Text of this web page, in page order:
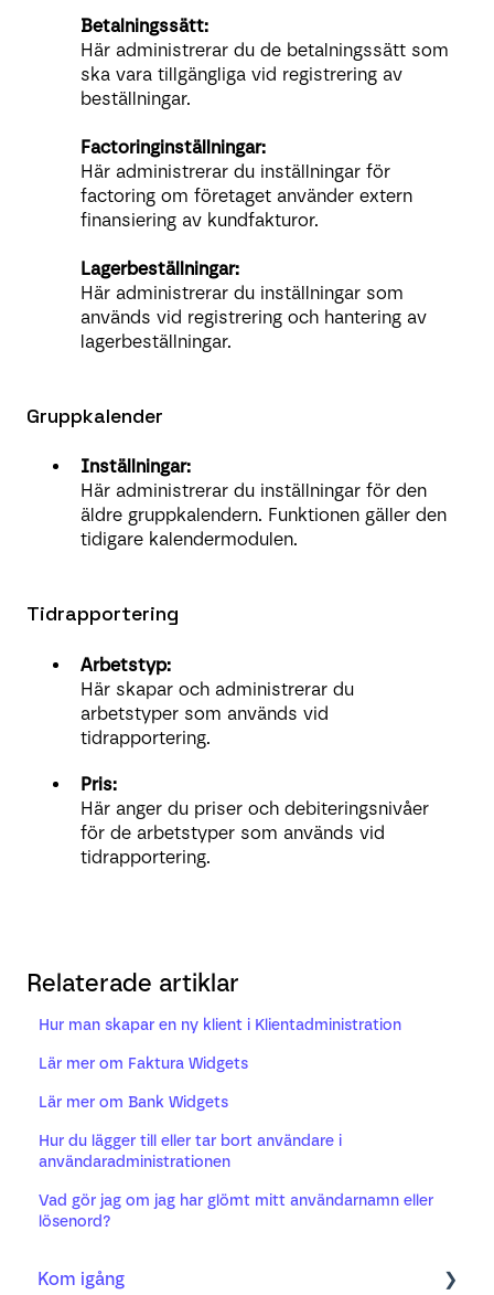
Betalningssätt:
Här administrerar du de betalningssätt som
ska vara tillgängliga vid registrering av
beställningar.
Factoringinställningar:
Här administrerar du inställningar för
factoring om företaget använder extern
finansiering av kundfakturor.
Lagerbeställningar:
Här administrerar du inställningar som
används vid registrering och hantering av
lagerbeställningar.
Gruppkalender
Inställningar:
Här administrerar du inställningar för den
äldre gruppkalendern. Funktionen gäller den
tidigare kalendermodulen.
Tidrapportering
Arbetstyp:
Här skapar och administrerar du
arbetstyper som används vid
tidrapportering.
Pris:
Här anger du priser och debiteringsnivåer
för de arbetstyper som används vid
tidrapportering.
Relaterade artiklar
Hur man skapar en ny klient i Klientadministration
Lär mer om Faktura Widgets
Lär mer om Bank Widgets
Hur du lägger till eller tar bort användare i
användaradministrationen
Vad gör jag om jag har glömt mitt användarnamn eller
lösenord?
Kom igång